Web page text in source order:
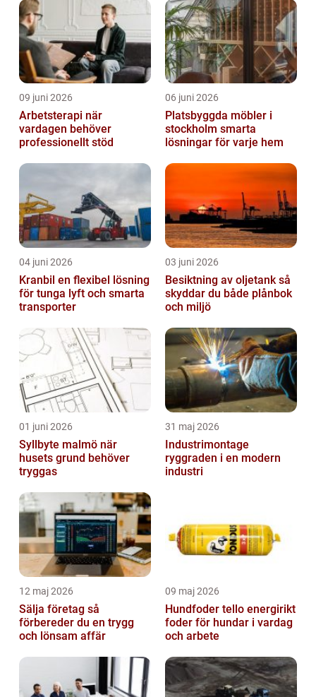
09 juni 2026
Arbetsterapi när
vardagen behöver
professionellt stöd
06 juni 2026
Platsbyggda möbler i
stockholm smarta
lösningar för varje hem
04 juni 2026
Kranbil en flexibel lösning
för tunga lyft och smarta
transporter
03 juni 2026
Besiktning av oljetank så
skyddar du både plånbok
och miljö
01 juni 2026
Syllbyte malmö när
husets grund behöver
tryggas
31 maj 2026
Industrimontage
ryggraden i en modern
industri
12 maj 2026
Sälja företag så
förbereder du en trygg
och lönsam affär
09 maj 2026
Hundfoder tello energirikt
foder för hundar i vardag
och arbete